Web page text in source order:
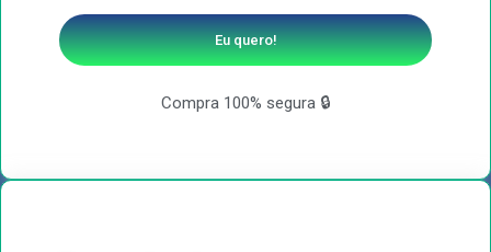
Eu quero!
Compra 100% segura 🔒